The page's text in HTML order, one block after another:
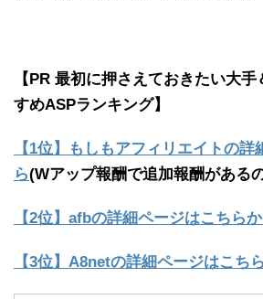
【PR 最初に押さえておきたい大
すめASPランキング】
【1位】もしもアフィリエイトの
ら(Wアップ報酬で追加報酬がある
【2位】afbの詳細ページはこちら
【3位】A8netの詳細ページはこち